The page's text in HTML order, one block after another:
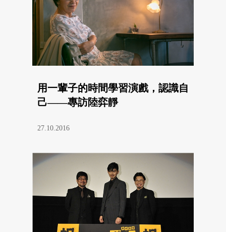
用一輩子的時間學習演戲，認識自
己——專訪陸弈靜
27.10.2016